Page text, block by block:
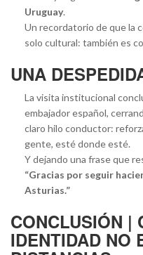
Uruguay.
Un recordatorio de que la
solo cultural: también es
UNA
La visita institucional
embajador español,
claro hilo conductor:
gente, esté donde esté.
Y dejando una frase que
“Gracias por seguir
Asturias.”
CONCLUSIÓN |
IDENTIDAD NO